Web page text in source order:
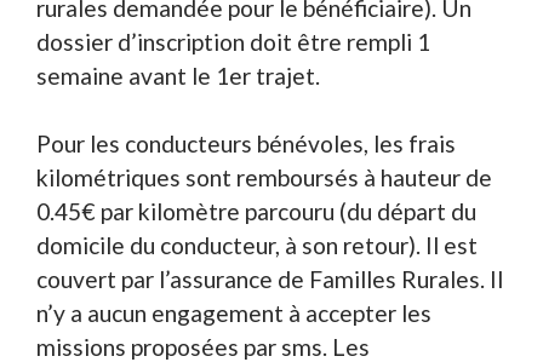
rurales demandée pour le bénéficiaire). Un
dossier d’inscription doit être rempli 1
semaine avant le 1er trajet.
Pour les conducteurs bénévoles, les frais
kilométriques sont remboursés à hauteur de
0.45€ par kilomètre parcouru (du départ du
domicile du conducteur, à son retour). Il est
couvert par l’assurance de Familles Rurales. Il
n’y a aucun engagement à accepter les
missions proposées par sms. Les